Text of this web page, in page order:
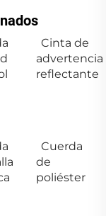
Cinta de
advertencia
reflectante
Cuerda
de
poliéster